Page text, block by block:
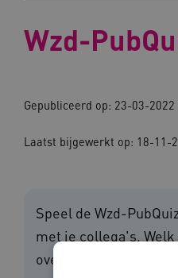
Wzd-
Gepubliceerd op: 23-03-2022
Laatst bijgewerkt op: 18-11-
Speel de Wzd-
met je collega's.
over de Wet zorg en